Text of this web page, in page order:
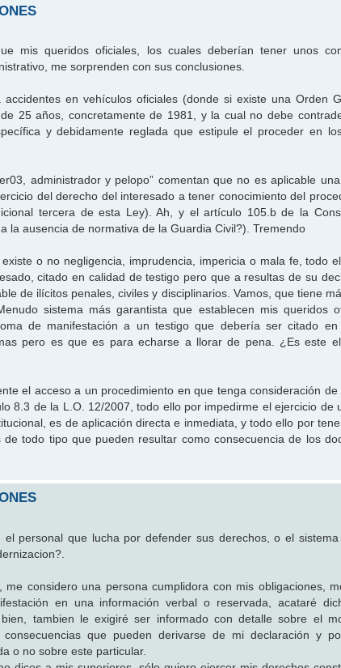
mis queridos oficiales, los cuales deberían tener unos
me sorprenden con sus conclusiones.
en vehículos oficiales (donde si existe una Orden
25 años, concretamente de 1981, y la cual no debe
y debidamente reglada que estipule el proceder en
administrador y pelopo” comentan que no es aplicable
del derecho del interesado a tener conocimiento del
tercera de esta Ley). Ah, y el artículo 105.b de la
la ausencia de normativa de la Guardia Civil?). Tremendo
o no negligencia, imprudencia, impericia o mala fe, todo
citado en calidad de testigo pero que a resultas de su
de ilícitos penales, civiles y disciplinarios. Vamos, que tiene
sistema más garantista que establecen mis queridos
de manifestación a un testigo que debería ser citado
pero es que es para echarse a llorar de pena. ¿Es este
el acceso a un procedimiento en que tenga consideración de
8.3 de la L.O. 12/2007, todo ello por impedirme el ejercicio de
es de aplicación directa e inmediata, y todo ello por
todo tipo que pueden resultar como consecuencia de los
personal que lucha por defender sus derechos, o el
considero una persona cumplidora con mis obligaciones,
en una información verbal o reservada, acataré
tambien le exigiré ser informado con detalle sobre el
que pueden derivarse de mi declaración y
o no sobre este particular.